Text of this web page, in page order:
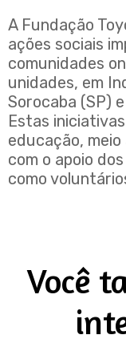
A Fundação
ações sociais
comunidades
unidades, em
Sorocaba (SP)
Estas
educação,
com o apoio
como
Você